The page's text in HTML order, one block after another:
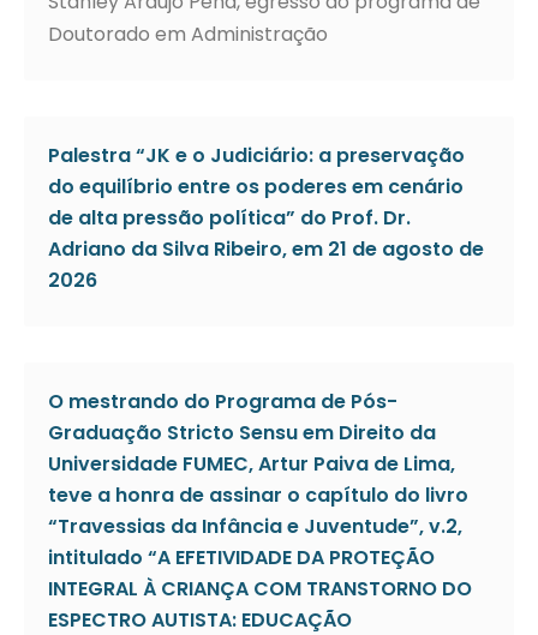
Doutorado em Administração
Palestra “JK e o Judiciário: a preservação
do equilíbrio entre os poderes em cenário
de alta pressão política” do Prof. Dr.
Adriano da Silva Ribeiro, em 21 de agosto de
2026
O mestrando do Programa de Pós-
Graduação Stricto Sensu em Direito da
Universidade FUMEC, Artur Paiva de Lima,
teve a honra de assinar o capítulo do livro
“Travessias da Infância e Juventude”, v.2,
intitulado “A EFETIVIDADE DA PROTEÇÃO
INTEGRAL À CRIANÇA COM TRANSTORNO DO
ESPECTRO AUTISTA: EDUCAÇÃO